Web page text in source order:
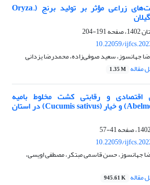
مستند‌سازی مدیریت‌های زراعی مؤثر بر تولید برنج (.Oryza
191-204
10.22059/
جهانسوز، سعید صوفی‌زاده، محمدرضا یزدانی
مقاله 1.35 M
اقتصادی و رقابتی کشت مخلوط بامیه
(Abelmoschus esculentus) و خیار (Cucumis sativus) در استان
41-57
10.22059/
جهانسوز، حسن قاسمی مبتکر، مصطفی اویسی،
مقاله 945.61 K